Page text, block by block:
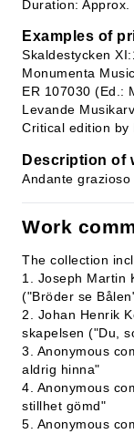
Duration: Approx.
Examples of
Skaldestycken
Monumenta
ER 107030 (Ed.:
Levande
Critical edition by
Description of
Andante
Work
The collection
1. Joseph Martin
("Bröder se
2. Johan Henrik
skapelsen ("Du,
3. Anonymous
aldrig hinna"
4. Anonymous
stillhet gömd"
5. Anonymous